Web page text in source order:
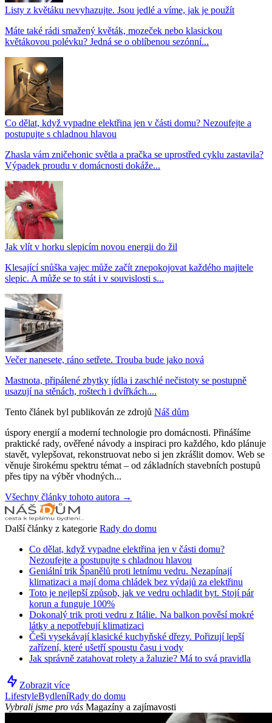
Listy z květáku nevyhazujte. Jsou jedlé a víme, jak je použít
Máte také rádi smažený květák, mozeček nebo klasickou
květákovou polévku? Jedná se o oblíbenou sezónní...
Co dělat, když vypadne elektřina jen v části domu? Nezoufejte a
postupujte s chladnou hlavou
Zhasla vám zničehonic světla a pračka se uprostřed cyklu zastavila?
Výpadek proudu v domácnosti dokáže...
Jak vlít v horku slepicím novou energii do žil
Klesající snůška vajec může začít znepokojovat každého majitele
slepic. A může se to stát i v souvislosti s...
Večer nanesete, ráno setřete. Trouba bude jako nová
Mastnota, připálené zbytky jídla i zaschlé nečistoty se postupně
usazují na stěnách, roštech i dvířkách....
Tento článek byl publikován ze zdrojů Náš dům
úspory energií a moderní technologie pro domácnosti. Přinášíme
praktické rady, ověřené návody a inspiraci pro každého, kdo plánuje
stavět, vylepšovat, rekonstruovat nebo si jen zkrášlit domov. Web se
věnuje širokému spektru témat – od základních stavebních postupů
přes tipy na výběr vhodných...
Všechny články tohoto autora →
Další články z kategorie Rady do domu
Co dělat, když vypadne elektřina jen v části domu?
Nezoufejte a postupujte s chladnou hlavou
Geniální trik Španělů proti letnímu vedru. Nezapínají
klimatizaci a mají doma chládek bez výdajů za elektřinu
Toto je nejlepší způsob, jak ve vedru ochladit byt. Stojí pár
korun a funguje 100%
Dokonalý trik proti vedru z Itálie. Na balkon pověsí mokré
látky a nepotřebují klimatizaci
Češi vysekávají klasické kuchyňské dřezy. Pořizují lepší
zařízení, které ušetří spoustu času i vody
Jak správně zatahovat rolety a žaluzie? Má to svá pravidla
Zobrazit více
LifestyleBydleníRady do domu
Vybrali jsme pro vás Magazíny a zajímavosti